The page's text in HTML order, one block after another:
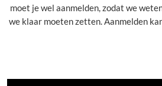
moet je wel aanmelden, zodat we
we klaar moeten zetten. Aanmelden